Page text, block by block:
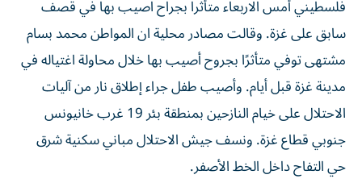
فلسطيني أمس الاربعاء متأثرا بجراح اصيب بها في قصف
سابق على غزة. وقالت مصادر محلية ان المواطن محمد بسام
مشتهى توفي متأثرًا بجروح أصيب بها خلال محاولة اغتياله في
مدينة غزة قبل أيام. وأصيب طفل جراء إطلاق نار من آليات
الاحتلال على خيام النازحين بمنطقة بئر 19 غرب خانيونس
جنوبي قطاع غزة. ونسف جيش الاحتلال مباني سكنية شرق
حي التفاح داخل الخط الأصفر.